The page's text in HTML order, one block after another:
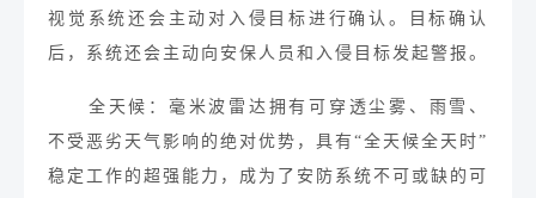
视觉系统还会主动对入侵目标进行确认。目标确认
后，系统还会主动向安保人员和入侵目标发起警报。
全天候 ： 毫米波雷达拥有可穿透尘雾、雨雪、
不受恶劣天气影响的绝对优势，具有“全天候全天时”
稳定工作的超强能力，成为了安防系统不可或缺的可